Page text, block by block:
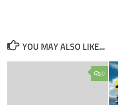
YOU MAY ALSO LIKE...
0